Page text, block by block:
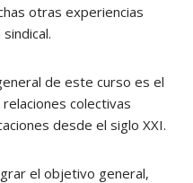
otras experiencias
de este curso es el
colectivas
desde el siglo XXI.
el objetivo general,